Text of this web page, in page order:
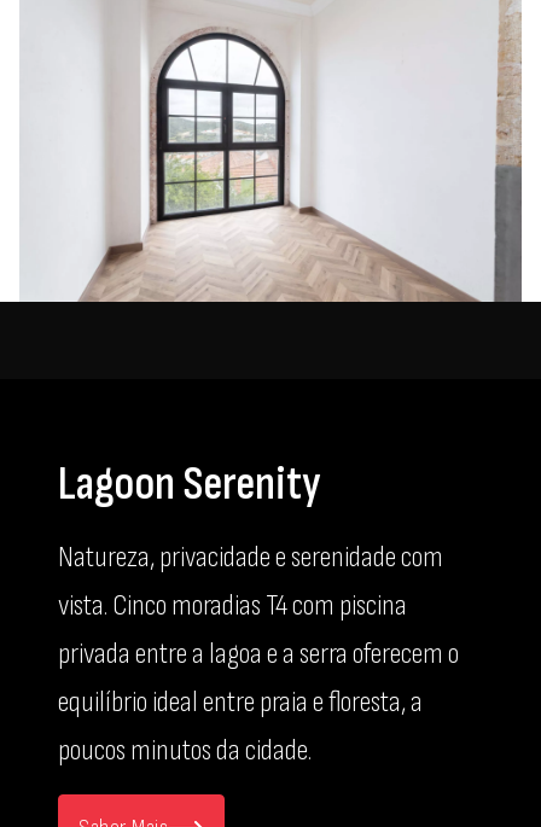
Lagoon Serenity
Natureza, privacidade e serenidade com
vista. Cinco moradias T4 com piscina
privada entre a lagoa e a serra oferecem o
equilíbrio ideal entre praia e floresta, a
poucos minutos da cidade.